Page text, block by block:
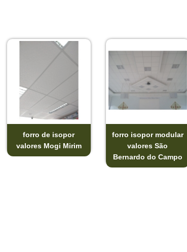
forro de isopor
valores Mogi Mirim
forro isopor modular
valores São
Bernardo do Campo